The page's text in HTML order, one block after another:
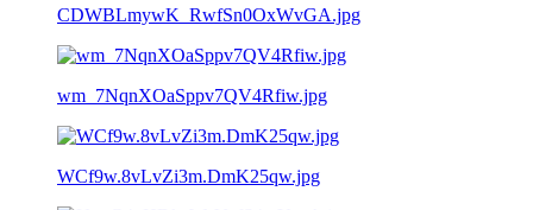
CDWBLmywK_RwfSn0OxWvGA.jpg
wm_7NqnXOaSppv7QV4Rfiw.jpg
WCf9w.8vLvZi3m.DmK25qw.jpg